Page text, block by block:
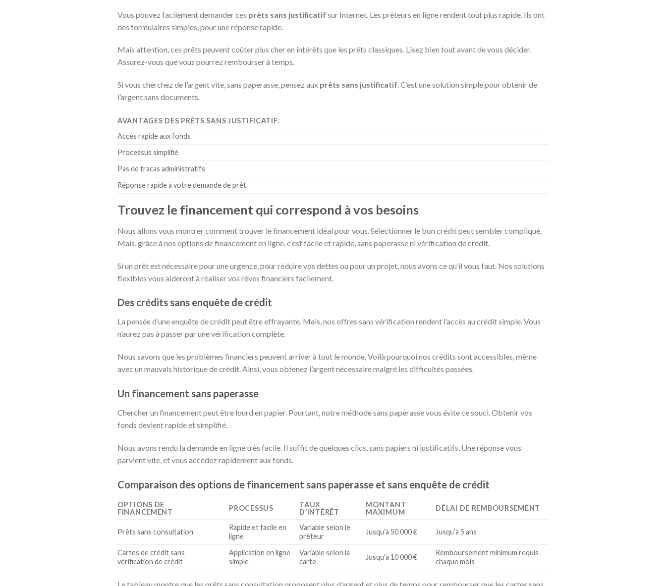
Vous pouvez facilement demander ces prêts sans justificatif sur Internet. Les prêteurs en ligne rendent tout plus rapide. Ils ont
des formulaires simples, pour une réponse rapide.
Mais attention, ces prêts peuvent coûter plus cher en intérêts que les prêts classiques. Lisez bien tout avant de vous décider.
Assurez-vous que vous pourrez rembourser à temps.
Si vous cherchez de l’argent vite, sans paperasse, pensez aux prêts sans justificatif. C’est une solution simple pour obtenir de
l’argent sans documents.
AVANTAGES DES PRÊTS SANS JUSTIFICATIF:
Accès rapide aux fonds
Processus simplifié
Pas de tracas administratifs
Réponse rapide à votre demande de prêt
Trouvez le financement qui correspond à vos besoins
Nous allons vous montrer comment trouver le financement idéal pour vous. Sélectionner le bon crédit peut sembler compliqué.
Mais, grâce à nos options de financement en ligne, c’est facile et rapide, sans paperasse ni vérification de crédit.
Si un prêt est nécessaire pour une urgence, pour réduire vos dettes ou pour un projet, nous avons ce qu’il vous faut. Nos solutions
flexibles vous aideront à réaliser vos rêves financiers facilement.
Des crédits sans enquête de crédit
La pensée d’une enquête de crédit peut être effrayante. Mais, nos offres sans vérification rendent l’accès au crédit simple. Vous
n’aurez pas à passer par une vérification complète.
Nous savons que les problèmes financiers peuvent arriver à tout le monde. Voilà pourquoi nos crédits sont accessibles, même
avec un mauvais historique de crédit. Ainsi, vous obtenez l’argent nécessaire malgré les difficultés passées.
Un financement sans paperasse
Chercher un financement peut être lourd en papier. Pourtant, notre méthode sans paperasse vous évite ce souci. Obtenir vos
fonds devient rapide et simplifié.
Nous avons rendu la demande en ligne très facile. Il suffit de quelques clics, sans papiers ni justificatifs. Une réponse vous
parvient vite, et vous accédez rapidement aux fonds.
Comparaison des options de financement sans paperasse et sans enquête de crédit
OPTIONS DE
FINANCEMENT
PROCESSUS
TAUX
D’INTÉRÊT
MONTANT
MAXIMUM
DÉLAI DE REMBOURSEMENT
Prêts sans consultation
Rapide et facile en
ligne
Variable selon le
prêteur
Jusqu’à 50 000 € Jusqu’à 5 ans
Cartes de crédit sans
vérification de crédit
Application en ligne
simple
Variable selon la
carte
Jusqu’à 10 000 €
Remboursement minimum requis
chaque mois
Le tableau montre que les prêts sans consultation proposent plus d’argent et plus de temps pour rembourser que les cartes sans